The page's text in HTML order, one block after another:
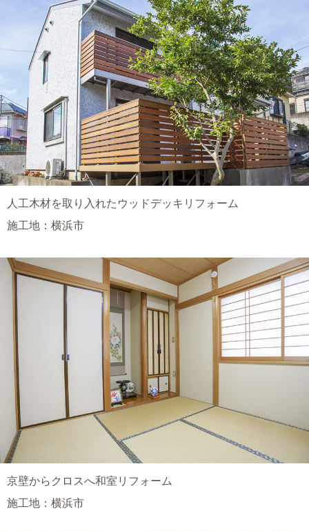
人工木材を取り入れたウッドデッキリフォーム
施工地：横浜市
京壁からクロスへ和室リフォーム
施工地：横浜市